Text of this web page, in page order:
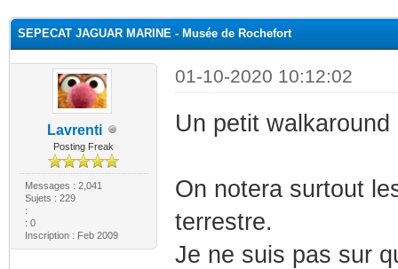
SEPECAT JAGUAR MARINE - Musée de Rochefort
Lavrenti
Posting Freak
Messages : 2,041
Sujets : 229
:
: 0
Inscription : Feb 2009
01-10-2020 10:12:02
Un petit
On notera surtout
terrestre.
Je ne suis pas sur